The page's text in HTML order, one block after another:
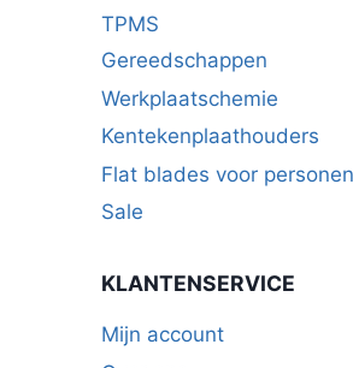
TPMS
Gereedschappen
Werkplaatschemie
Kentekenplaathouders
Flat blades voor
Sale
KLANTENSERVICE
Mijn account